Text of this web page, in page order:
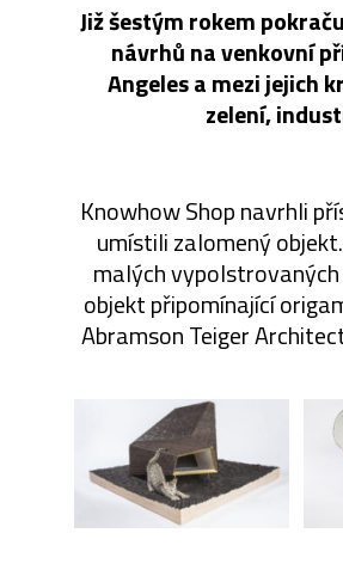
Již šestým rokem
návrhů na venkovní
Angeles a mezi jejich
zelení,
Knowhow Shop navrhli
umístili zalomený
malých
objekt připomínající
Abramson Teiger